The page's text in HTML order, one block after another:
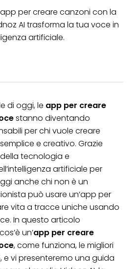
per creare canzoni con la
AI trasforma la tua voce in
artificiale.
di oggi, le app per creare
stanno diventando
per chi vuole creare
e creativo. Grazie
tecnologia e
artificiale per
anche chi non è un
può usare un’app per
vita a tracce uniche usando
In questo articolo
un’app per creare
, come funziona, le migliori
e vi presenteremo una guida